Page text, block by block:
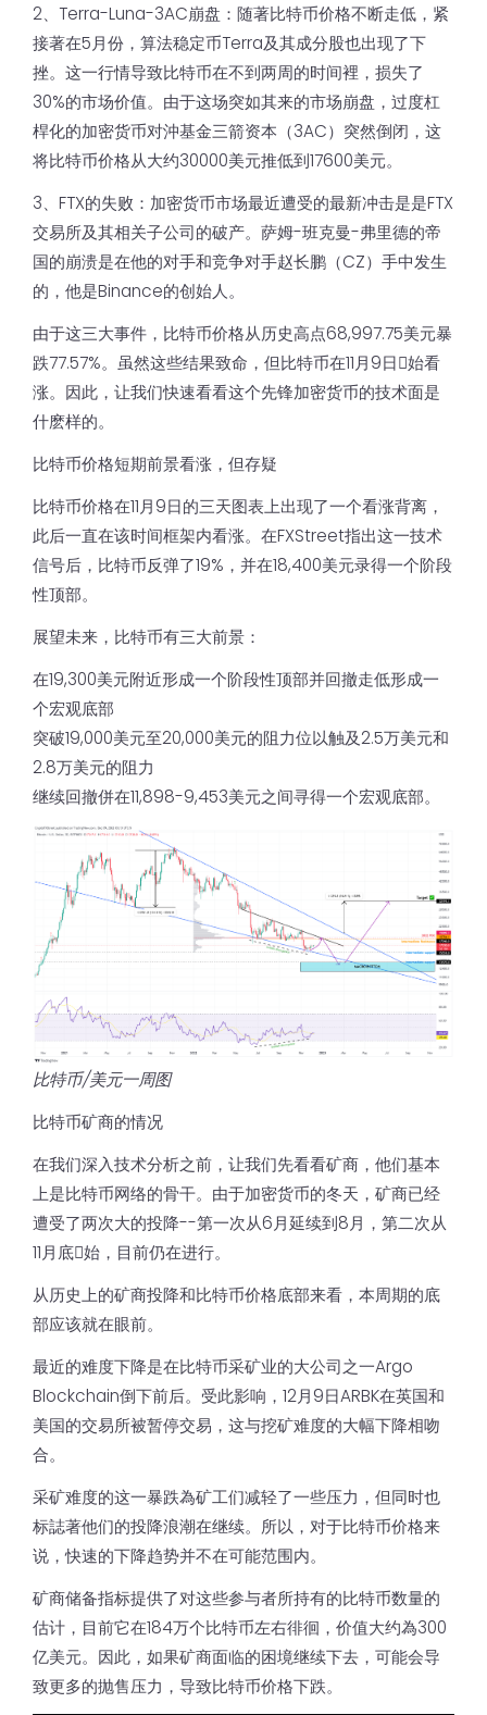
2、Terra-Luna-3AC崩盘：随著比特币价格不断走低，紧
接著在5月份，算法稳定币Terra及其成分股也出现了下
挫。这一行情导致比特币在不到两周的时间裡，损失了
30%的市场价值。由于这场突如其来的市场崩盘，过度杠
桿化的加密货币对沖基金三箭资本（3AC）突然倒闭，这
将比特币价格从大约30000美元推低到17600美元。
3、FTX的失败：加密货币市场最近遭受的最新冲击是是FTX
交易所及其相关子公司的破产。萨姆-班克曼-弗里德的帝
国的崩溃是在他的对手和竞争对手赵长鹏（CZ）手中发生
的，他是Binance的创始人。
由于这三大事件，比特币价格从历史高点68,997.75美元暴
跌77.57%。虽然这些结果致命，但比特币在11月9日𫔭始看
涨。因此，让我们快速看看这个先锋加密货币的技术面是
什麽样的。
比特币价格短期前景看涨，但存疑
比特币价格在11月9日的三天图表上出现了一个看涨背离，
此后一直在该时间框架内看涨。在FXStreet指出这一技术
信号后，比特币反弹了19%，并在18,400美元录得一个阶段
性顶部。
展望未来，比特币有三大前景：
在19,300美元附近形成一个阶段性顶部并回撤走低形成一
个宏观底部
突破19,000美元至20,000美元的阻力位以触及2.5万美元和
2.8万美元的阻力
继续回撤併在11,898-9,453美元之间寻得一个宏观底部。
比特币/美元一周图
比特币矿商的情况
在我们深入技术分析之前，让我们先看看矿商，他们基本
上是比特币网络的骨干。由于加密货币的冬天，矿商已经
遭受了两次大的投降--第一次从6月延续到8月，第二次从
11月底𫔭始，目前仍在进行。
从历史上的矿商投降和比特币价格底部来看，本周期的底
部应该就在眼前。
最近的难度下降是在比特币采矿业的大公司之一Argo
Blockchain倒下前后。受此影响，12月9日ARBK在英国和
美国的交易所被暂停交易，这与挖矿难度的大幅下降相吻
合。
采矿难度的这一暴跌為矿工们减轻了一些压力，但同时也
标誌著他们的投降浪潮在继续。所以，对于比特币价格来
说，快速的下降趋势并不在可能范围内。
矿商储备指标提供了对这些参与者所持有的比特币数量的
估计，目前它在184万个比特币左右徘徊，价值大约為300
亿美元。因此，如果矿商面临的困境继续下去，可能会导
致更多的抛售压力，导致比特币价格下跌。